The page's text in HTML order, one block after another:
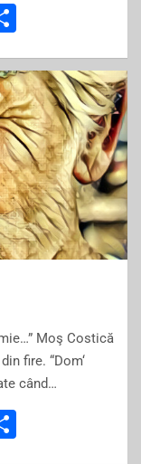
ar
e
Moş Costică
fire. “Dom‘
când…